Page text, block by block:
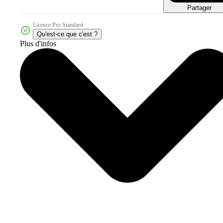
Partager
Licence Pro Standard
Qu'est-ce que c'est ?
Plus d'infos